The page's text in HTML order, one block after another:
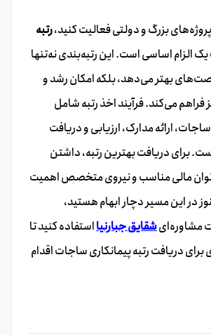
بزرگ و دولتی فعالیت کنید،رتبه
یک الزام اساسی است. این رتبه‌بندی نه‌تنها
بهتر می‌دهد، بلکه امکان رشد و
فراهم می‌کند. فرآیند اخذ رتبه شامل
ارائه مدارک، ارزیابی و دریافت
برای دریافت بهترین رتبه، داشتن
توان مالی مناسب و نیروی متخصص اهمیت
در این مسیر دچار ابهام هستید،
مشاوره‌ایشقایق جبارنیااستفاده کنید تا
برای دریافت رتبه پیمانکاری ساجات اقدام